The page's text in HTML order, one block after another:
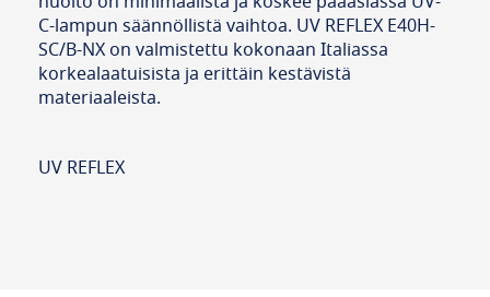
C-lampun säännöllistä vaihtoa. UV REFLEX E40H-
SC/B-NX on valmistettu kokonaan Italiassa
korkealaatuisista ja erittäin kestävistä
materiaaleista.
UV REFLEX